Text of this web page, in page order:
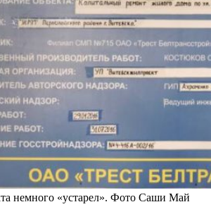
немного «устарел». Фото Саши Май